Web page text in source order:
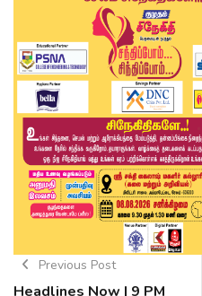
Previous Post
Headlines Now | 9 PM